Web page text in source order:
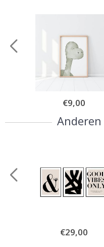
Special
Price
€9,00
Special
Price
€29,00